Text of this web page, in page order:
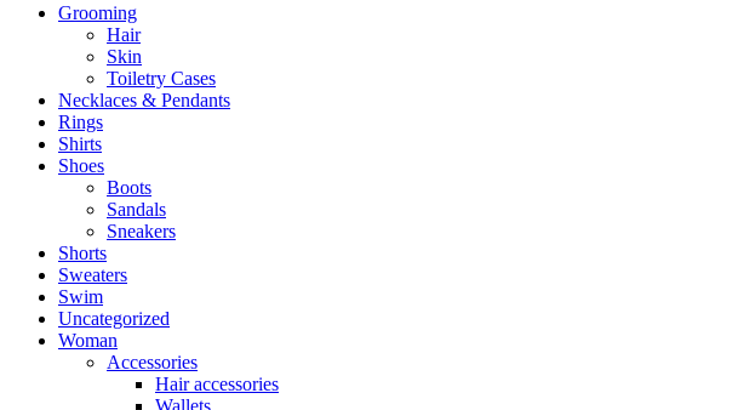
Grooming
Hair
Skin
Toiletry Cases
Necklaces & Pendants
Rings
Shirts
Shoes
Boots
Sandals
Sneakers
Shorts
Sweaters
Swim
Uncategorized
Woman
Accessories
Hair accessories
Wallets